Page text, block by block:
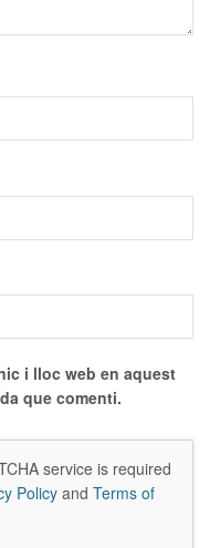
i lloc web en aquest
que comenti.
service is required
Policy and Terms of